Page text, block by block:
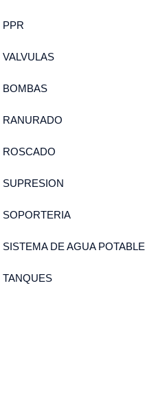
PPR
VALVULAS
BOMBAS
RANURADO
ROSCADO
SUPRESION
SOPORTERIA
SISTEMA DE AGUA POTABLE
TANQUES